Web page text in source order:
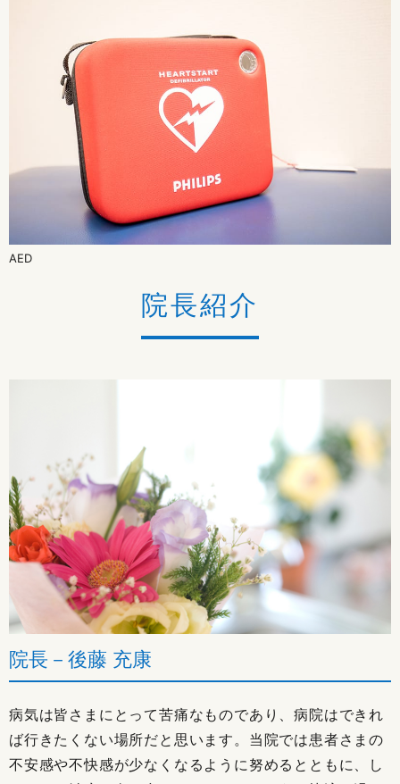
AED
院長紹介
院長－後藤 充康
病気は皆さまにとって苦痛なものであり、病院はできれ
ば行きたくない場所だと思います。当院では患者さまの
不安感や不快感が少なくなるように努めるとともに、し